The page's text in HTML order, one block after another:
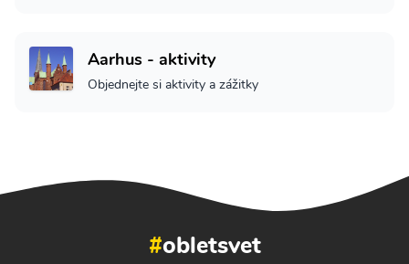
Aarhus - aktivity
Objednejte si aktivity a zážitky
#obletsvet